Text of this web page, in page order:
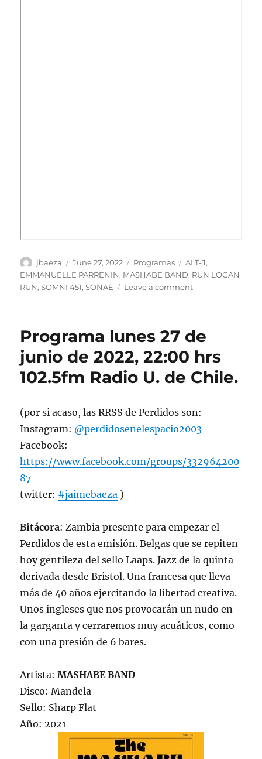
Author
jbaeza
Posted
on
June 27, 2022 Categories
Programas Tags
ALT-J,
EMMANUELLE PARRENIN, MASHABE BAND, RUN LOGAN
RUN,SOMNI 451,SONAE Leave a commenton
27
de
junio
de
2022
Programa lunes 27 de
junio de 2022, 22:00 hrs
102.5fm Radio U. de Chile.
(por si acaso, las RRSS de Perdidos son:
Instagram: @perdidosenelespacio2003
Facebook:
https://www.facebook.com/groups/332964200
87
twitter: #jaimebaeza )
Bitácora: Zambia presente para empezar el
Perdidos de esta emisión. Belgas que se repiten
hoy gentileza del sello Laaps. Jazz de la quinta
derivada desde Bristol. Una francesa que lleva
más de 40 años ejercitando la libertad creativa.
Unos ingleses que nos provocarán un nudo en
la garganta y cerraremos muy acuáticos, como
con una presión de 6 bares.
Artista:MASHABE BAND
Disco: Mandela
Sello: Sharp Flat
Año: 2021